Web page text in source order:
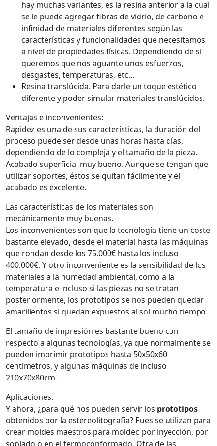
hay muchas variantes, es la resina anterior a la cual
se le puede agregar fibras de vidrio, de carbono e
infinidad de materiales diferentes según las
características y funcionalidades que necesitamos
a nivel de propiedades físicas. Dependiendo de si
queremos que nos aguante unos esfuerzos,
desgastes, temperaturas, etc…
Resina translúcida. Para darle un toque estético
diferente y poder simular materiales translúcidos.
Ventajas e inconvenientes:
Rapidez es una de sus características, la duración del
proceso puede ser desde unas horas hasta días,
dependiendo de lo compleja y el tamaño de la pieza.
Acabado superficial muy bueno. Aunque se tengan que
utilizar soportes, éstos se quitan fácilmente y el
acabado es excelente.
Las características de los materiales son
mecánicamente muy buenas.
Los inconvenientes son que la tecnología tiene un coste
bastante elevado, desde el material hasta las máquinas
que rondan desde los 75.000€ hasta los incluso
400.000€. Y otro inconveniente es la sensibilidad de los
materiales a la humedad ambiental, como a la
temperatura e incluso si las piezas no se tratan
posteriormente, los prototipos se nos pueden quedar
amarillentos si quedan expuestos al sol mucho tiempo.
El tamaño de impresión es bastante bueno con
respecto a algunas tecnologías, ya que normalmente se
pueden imprimir prototipos hasta 50x50x60
centímetros, y algunas máquinas de incluso
210x70x80cm.
Aplicaciones:
Y ahora, ¿para qué nos pueden servir los prototipos
obtenidos por la estereolitografía? Pues se utilizan para
crear moldes maestros para moldeo por inyección, por
soplado o en el termoconformado. Otra de las